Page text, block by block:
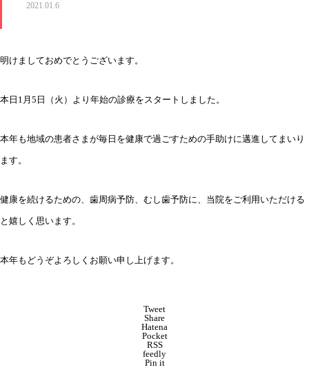
2021.01.6
明けましておめでとうございます。
本日1月5日（火）より年始の診療をスタートしました。
本年も地域の患者さまが毎日を健康で過ごすための手助けに邁進してまいり
ます。
健康を続けるための、歯周病予防、むし歯予防に、当院をご利用いただける
と嬉しく思います。
本年もどうぞよろしくお願い申し上げます。
Tweet
Share
Hatena
Pocket
RSS
feedly
Pin it